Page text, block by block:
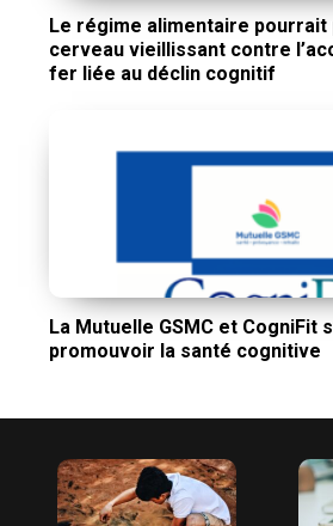
Le régime alimentaire
cerveau vieillissant contre
fer liée au déclin cognitif
La Mutuelle GSMC et CogniFit
promouvoir la santé cognitive